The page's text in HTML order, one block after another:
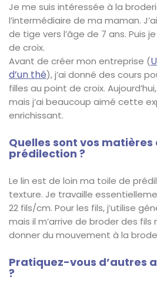
Je me suis intéressée à la
l’intermédiaire de ma maman.
de tige vers l’âge de 7 ans. Puis
de croix.
Avant de créer mon entreprise (
d’un thé), j’ai donné des cours
filles au point de croix.
mais j’ai beaucoup aimé cette
enrichissant.
Quelles sont vos matières
prédilection ?
Le lin est de loin ma toile de
texture. Je travaille
22 fils/cm. Pour les fils, j’utilise
mais il m’arrive de broder des fils
donner du mouvement à la
Pratiquez-vous d’autres
?